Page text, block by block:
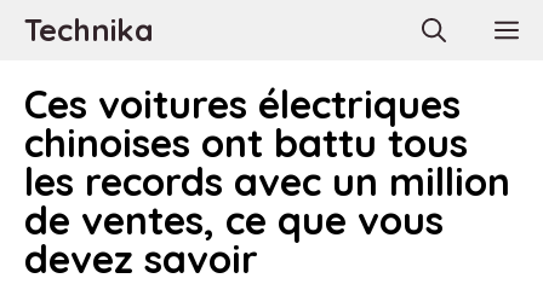
AllerTechnika
Ces voitures électriques
chinoises ont battu tous
les records avec un million
de ventes, ce que vous
devez savoir